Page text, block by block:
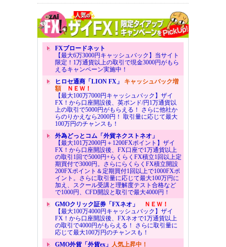
FXブロードネット
【最大6万3000円キャッシュバック】当サイト
限定！1万通貨以上の取引で現金3000円がもら
えるキャンペーン実施中！
ヒロセ通商「LION FX」 キャッシュバック増
額ＮＥＷ！
【最大100万7000円キャッシュバック】ザイ
FX！から口座開設後、英ポンド/円1万通貨以
上の取引で5000円がもらえる！ さらに他社か
らのりかえなら2000円！ 取引量に応じて最大
100万円のチャンスも！
外為どっとコム「外貨ネクストネオ」
【最大101万2000円＋1200FXポイント】ザイ
FX！から口座開設後、FX口座で1万通貨以上
の取引1回で5000円+らくらくFX積立1回以上定
期買付で3000円。さらにらくらくFX積立開設
200FXポイント＆定期買付1回以上で1000FXポ
イント。さらに取引量に応じて最大100万円に
加え、スクール受講と理解度テスト合格など
で1000円、CFD開設と取引で最大4000円！
GMOクリック証券「FXネオ」
ＮＥＷ！
【最大100万4000円キャッシュバック】ザイ
FX！から口座開設後、FXネオで1万通貨以上
の取引で4000円がもらえる！ さらに取引量に
応じて最大100万円のチャンスも！
GMO外貨「外貨ex」 人気上昇中！